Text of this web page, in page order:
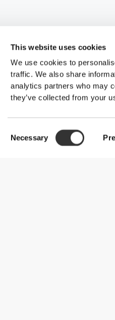
This website uses cookies
We use cookies to
traffic. We also share
analytics partners who may
they’ve collected from your
Selection
Necessary